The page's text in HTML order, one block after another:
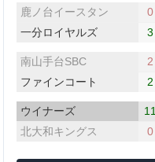
鹿ノ台イースタン
0
一分ロイヤルズ
3
南山手台SBC
2
ファインコート
2
ウイナーズ
11
北大和キングス
0